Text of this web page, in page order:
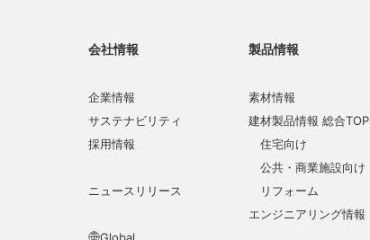
会社情報
企業情報
サステナビリティ
採用情報
ニュースリリース
Global
製品情報
素材情報
建材製品情報 総合TOP
住宅向け
公共・商業施設向け
リフォーム
エンジニアリング情報